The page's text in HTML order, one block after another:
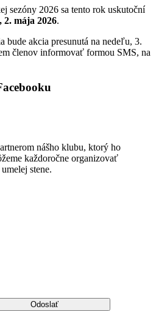
sezóny 2026 sa tento rok uskutoční
2. mája 2026.
bude akcia presunutá na nedeľu, 3.
členov informovať formou SMS, na
nášho klubu, ktorý ho
každoročne organizovať
stene.